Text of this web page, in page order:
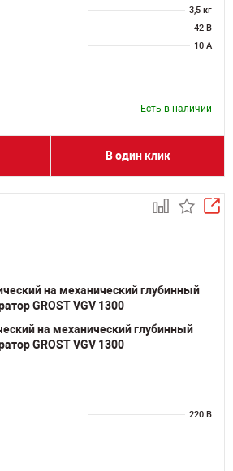
3,5 кг
42 В
10 А
Есть в наличии
В один клик
на механический глубинный
GROST VGV 1300
220 В